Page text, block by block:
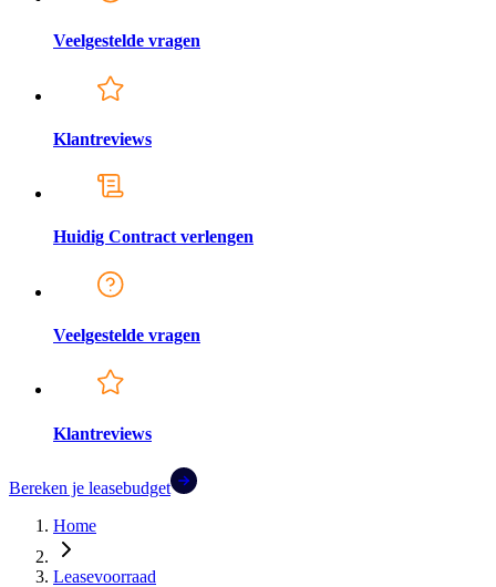
Veelgestelde vragen
Klantreviews
Huidig Contract verlengen
Veelgestelde vragen
Klantreviews
Bereken je leasebudget
Home
Leasevoorraad